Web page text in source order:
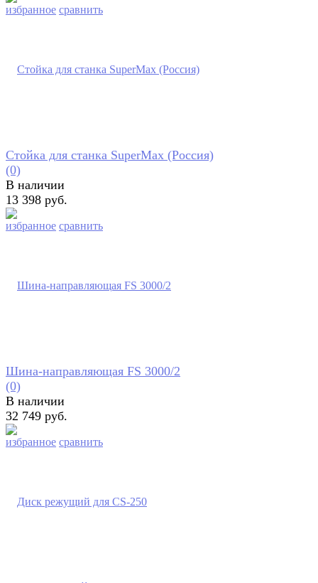
избранное сравнить
избранное сравнить
Стойка для станка SuperMax (Россия)
(0)
В наличии
13 398 руб.
избранное сравнить
Шина-направляющая FS 3000/2
(0)
В наличии
32 749 руб.